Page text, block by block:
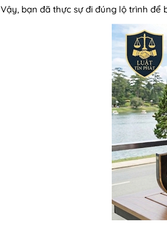
Vậy, bạn đã thực sự đi đúng lộ trình